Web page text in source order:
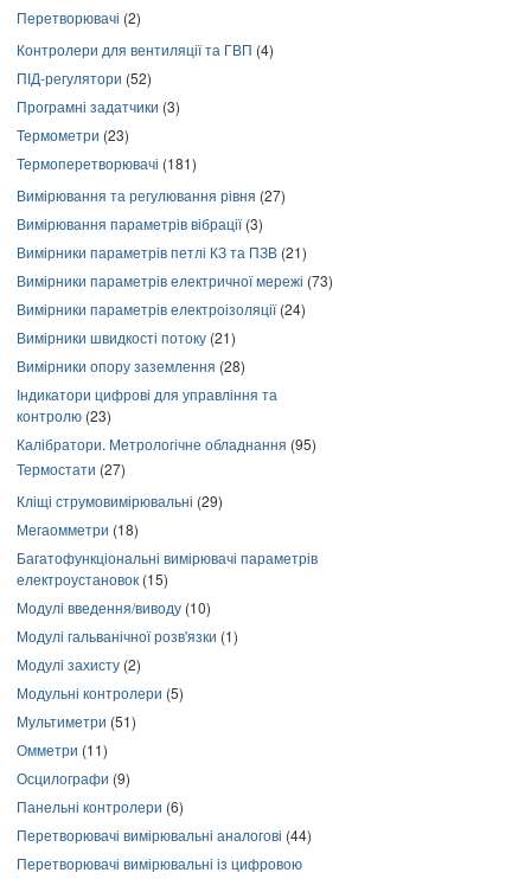
Перетворювачі (2)
Контролери для вентиляції та ГВП (4)
ПІД-регулятори (52)
Програмні задатчики (3)
Термометри (23)
Термоперетворювачі (181)
Вимірювання та регулювання рівня (27)
Вимірювання параметрів вібрації(3)
Вимірники параметрів петлі КЗ та ПЗВ (21)
Вимірники параметрів електричної мережі (73)
Вимірники параметрів електроізоляції(24)
Вимірники швидкості потоку (21)
Вимірники опору заземлення (28)
Індикатори цифрові для управління та
контролю (23)
Калібратори. Метрологічне обладнання (95)
Термостати (27)
Кліщі струмовимірювальні (29)
Мегаомметри (18)
Багатофункціональні вимірювачі параметрів
електроустановок (15)
Модулі введення/виводу (10)
Модулі гальванічної розв'язки (1)
Модулі захисту (2)
Модульні контролери (5)
Мультиметри (51)
Омметри (11)
Осцилографи (9)
Панельні контролери (6)
Перетворювачі вимірювальні аналогові (44)
Перетворювачі вимірювальні із цифровою